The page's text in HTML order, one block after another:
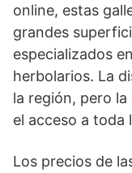
online, estas
grandes
especializados
herbolarios. La
la región, pero
el acceso a toda
Los precios de